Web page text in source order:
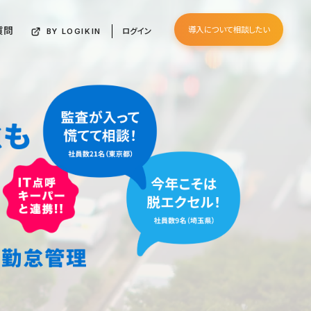
問 BY LOGIKIN ログイン 導入について相談したい